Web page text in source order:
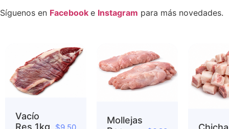
Síguenos en Facebook e Instagram para más novedades.
Vacío
Res 1kg
$9,50
Mollejas